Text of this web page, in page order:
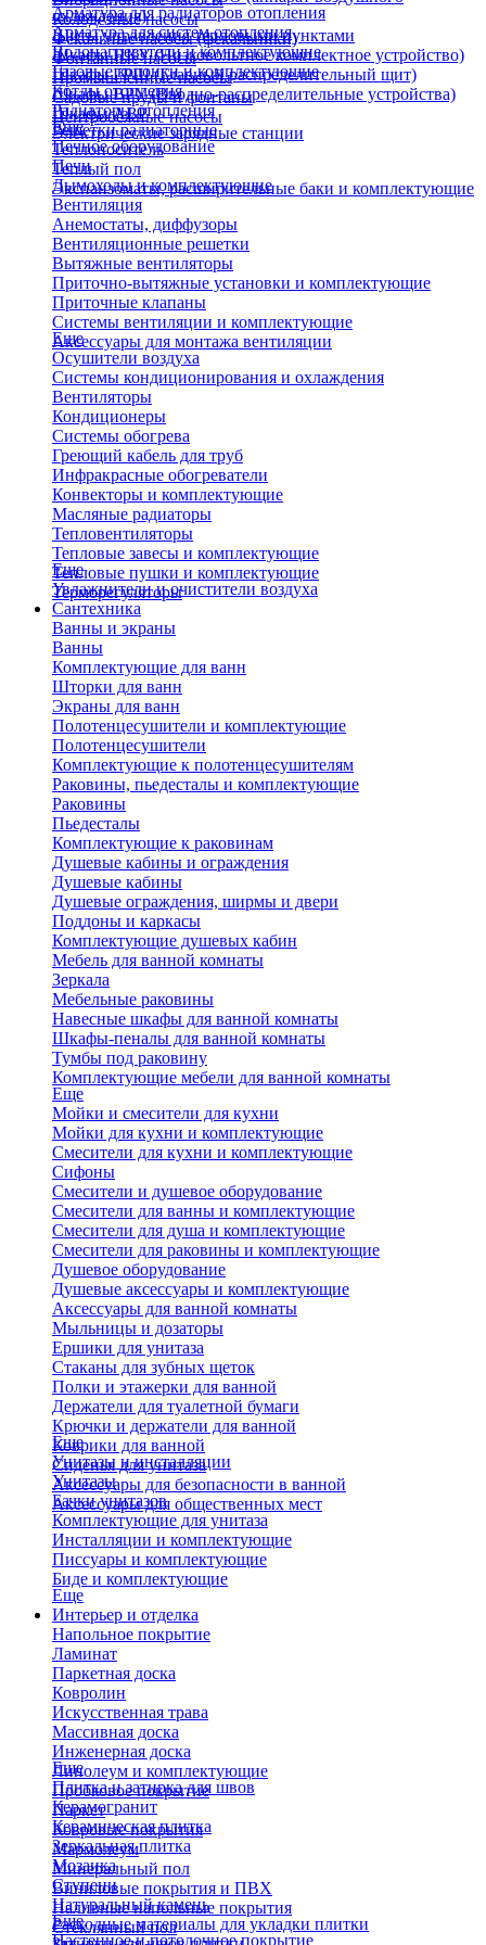
Колодезные насосы
Фекальные насосы (фекальники)
Фонтанные насосы
Промышленные насосы
Садовые пруды и фонтаны
Центробежные насосы
охлаждения)
Щиты управления тепловыми пунктами
Шкафы НКУ (Низковольтное комплектное устройство)
Шкафы ГРЩ (Главный распределительный щит)
Шкафы ВРУ (Вводно-распределительные устройства)
Шкафы АВР
Электрические зарядные станции
Арматура для радиаторов отопления
Арматура для систем отопления
Водонагреватели и комплектующие
Газовые колонки и комплектующие
Котлы отопления
Радиаторы отопления
Решетки радиаторные
Теплоноситель
Теплый пол
Экспанзоматы, расширительные баки и комплектующие
Еще
Печное оборудование
Печи
Дымоходы и комплектующие
Вентиляция
Анемостаты, диффузоры
Вентиляционные решетки
Вытяжные вентиляторы
Приточно-вытяжные установки и комплектующие
Приточные клапаны
Системы вентиляции и комплектующие
Аксессуары для монтажа вентиляции
Еще
Осушители воздуха
Системы кондиционирования и охлаждения
Вентиляторы
Кондиционеры
Системы обогрева
Греющий кабель для труб
Инфракрасные обогреватели
Конвекторы и комплектующие
Масляные радиаторы
Тепловентиляторы
Тепловые завесы и комплектующие
Тепловые пушки и комплектующие
Терморегуляторы
Еще
Увлажнители и очистители воздуха
Сантехника
Ванны и экраны
Ванны
Комплектующие для ванн
Шторки для ванн
Экраны для ванн
Полотенцесушители и комплектующие
Полотенцесушители
Комплектующие к полотенцесушителям
Раковины, пьедесталы и комплектующие
Раковины
Пьедесталы
Комплектующие к раковинам
Душевые кабины и ограждения
Душевые кабины
Душевые ограждения, ширмы и двери
Поддоны и каркасы
Комплектующие душевых кабин
Мебель для ванной комнаты
Зеркала
Мебельные раковины
Навесные шкафы для ванной комнаты
Шкафы-пеналы для ванной комнаты
Тумбы под раковину
Комплектующие мебели для ванной комнаты
Еще
Мойки и смесители для кухни
Мойки для кухни и комплектующие
Смесители для кухни и комплектующие
Сифоны
Смесители и душевое оборудование
Смесители для ванны и комплектующие
Смесители для душа и комплектующие
Смесители для раковины и комплектующие
Душевое оборудование
Душевые аксессуары и комплектующие
Аксессуары для ванной комнаты
Мыльницы и дозаторы
Ершики для унитаза
Стаканы для зубных щеток
Полки и этажерки для ванной
Держатели для туалетной бумаги
Крючки и держатели для ванной
Коврики для ванной
Сиденья для унитаза
Аксессуары для безопасности в ванной
Аксессуары для общественных мест
Еще
Унитазы и инсталляции
Унитазы
Бачки унитазов
Комплектующие для унитаза
Инсталляции и комплектующие
Писсуары и комплектующие
Биде и комплектующие
Еще
Интерьер и отделка
Напольное покрытие
Ламинат
Паркетная доска
Ковролин
Искусственная трава
Массивная доска
Инженерная доска
Линолеум и комплектующие
Пробковое покрытие
Паркет
Ковровые покрытия
Мармолеум
Минеральный пол
Виниловые покрытия и ПВХ
Наливные напольные покрытия
Стеклянный пол
Еще
Плитка и затирка для швов
Керамогранит
Керамическая плитка
Зеркальная плитка
Мозаика
Ступени
Натуральный камень
Расходные материалы для укладки плитки
Еще
Настенное и потолочное покрытие